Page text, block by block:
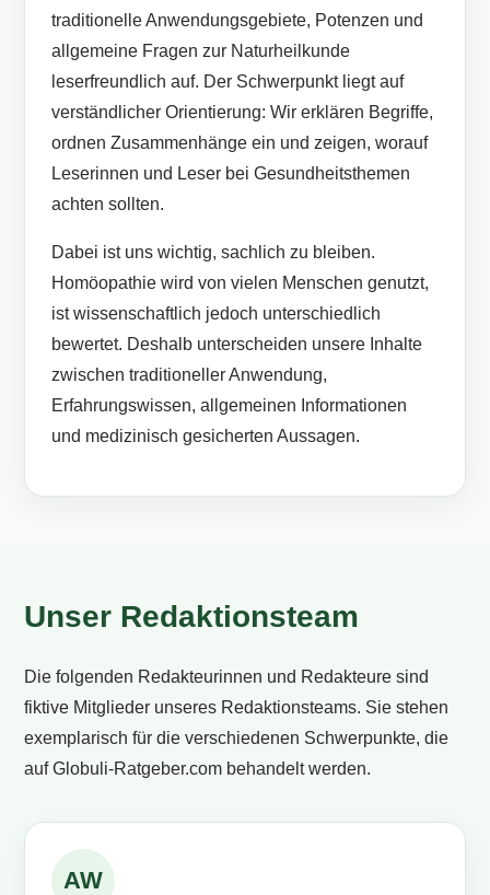
traditionelle Anwendungsgebiete, Potenzen und
allgemeine Fragen zur Naturheilkunde
leserfreundlich auf. Der Schwerpunkt liegt auf
verständlicher Orientierung: Wir erklären Begriffe,
ordnen Zusammenhänge ein und zeigen, worauf
Leserinnen und Leser bei Gesundheitsthemen
achten sollten.
Dabei ist uns wichtig, sachlich zu bleiben.
Homöopathie wird von vielen Menschen genutzt,
ist wissenschaftlich jedoch unterschiedlich
bewertet. Deshalb unterscheiden unsere Inhalte
zwischen traditioneller Anwendung,
Erfahrungswissen, allgemeinen Informationen
und medizinisch gesicherten Aussagen.
Unser Redaktionsteam
Die folgenden Redakteurinnen und Redakteure sind
fiktive Mitglieder unseres Redaktionsteams. Sie stehen
exemplarisch für die verschiedenen Schwerpunkte, die
auf Globuli-Ratgeber.com behandelt werden.
AW